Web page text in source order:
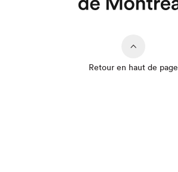
Retour en haut de page